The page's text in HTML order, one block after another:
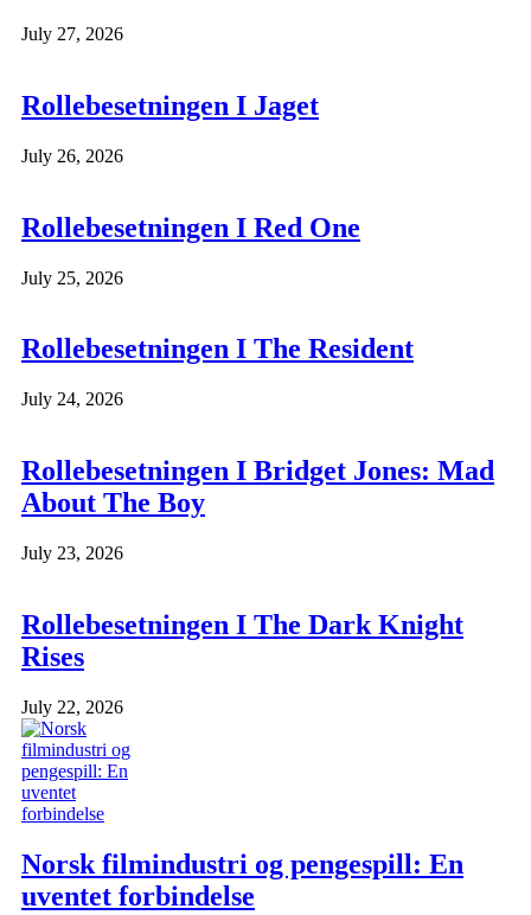
July 27, 2026
Rollebesetningen I Jaget
July 26, 2026
Rollebesetningen I Red One
July 25, 2026
Rollebesetningen I The Resident
July 24, 2026
Rollebesetningen I Bridget Jones: Mad
About The Boy
July 23, 2026
Rollebesetningen I The Dark Knight
Rises
July 22, 2026
Norsk filmindustri og pengespill: En
uventet forbindelse